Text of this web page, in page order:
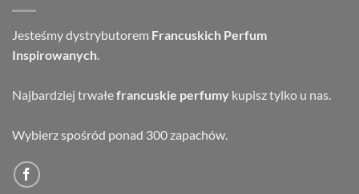
Jesteśmy dystrybutorem Francuskich Perfum
Inspirowanych.
Najbardziej trwałefrancuskie perfumy kupisz tylko u nas.
Wybierz spośród ponad 300 zapachów.